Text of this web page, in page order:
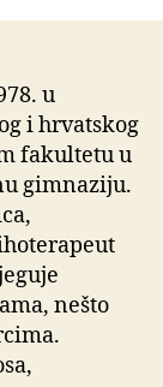
u
i hrvatskog
fakultetu u
gimnaziju.
nešto